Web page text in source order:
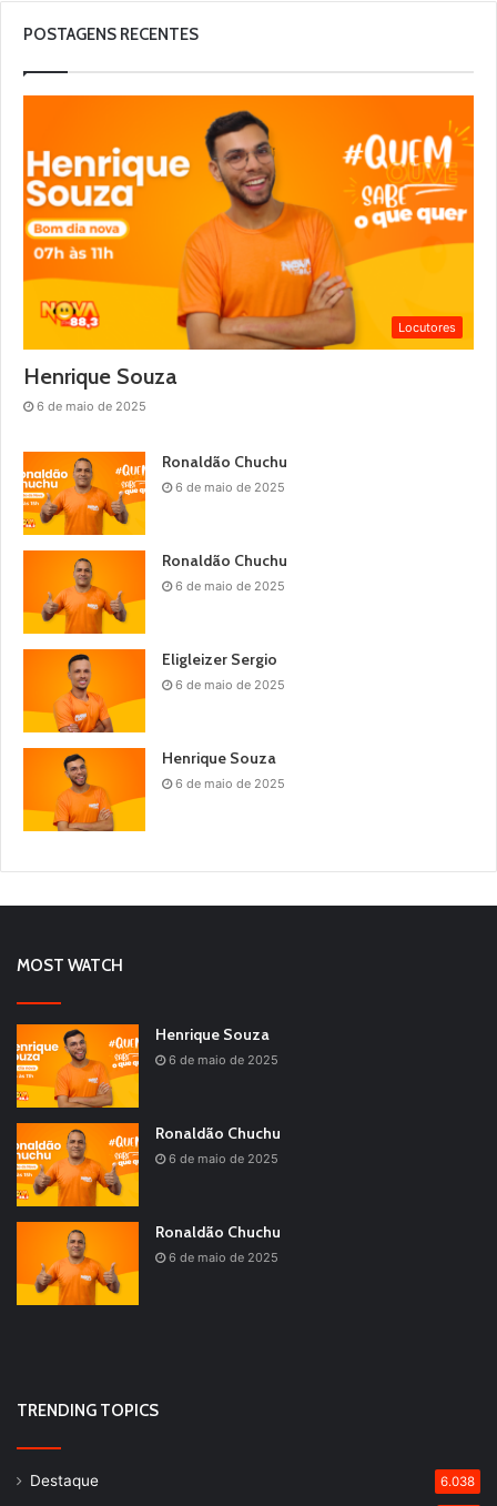
POSTAGENS RECENTES
Locutores
Henrique Souza
6 de maio de 2025
Ronaldão Chuchu
6 de maio de 2025
Ronaldão Chuchu
6 de maio de 2025
Eligleizer Sergio
6 de maio de 2025
Henrique Souza
6 de maio de 2025
MOST WATCH
Henrique Souza
6 de maio de 2025
Ronaldão Chuchu
6 de maio de 2025
Ronaldão Chuchu
6 de maio de 2025
TRENDING TOPICS
Destaque 6.038